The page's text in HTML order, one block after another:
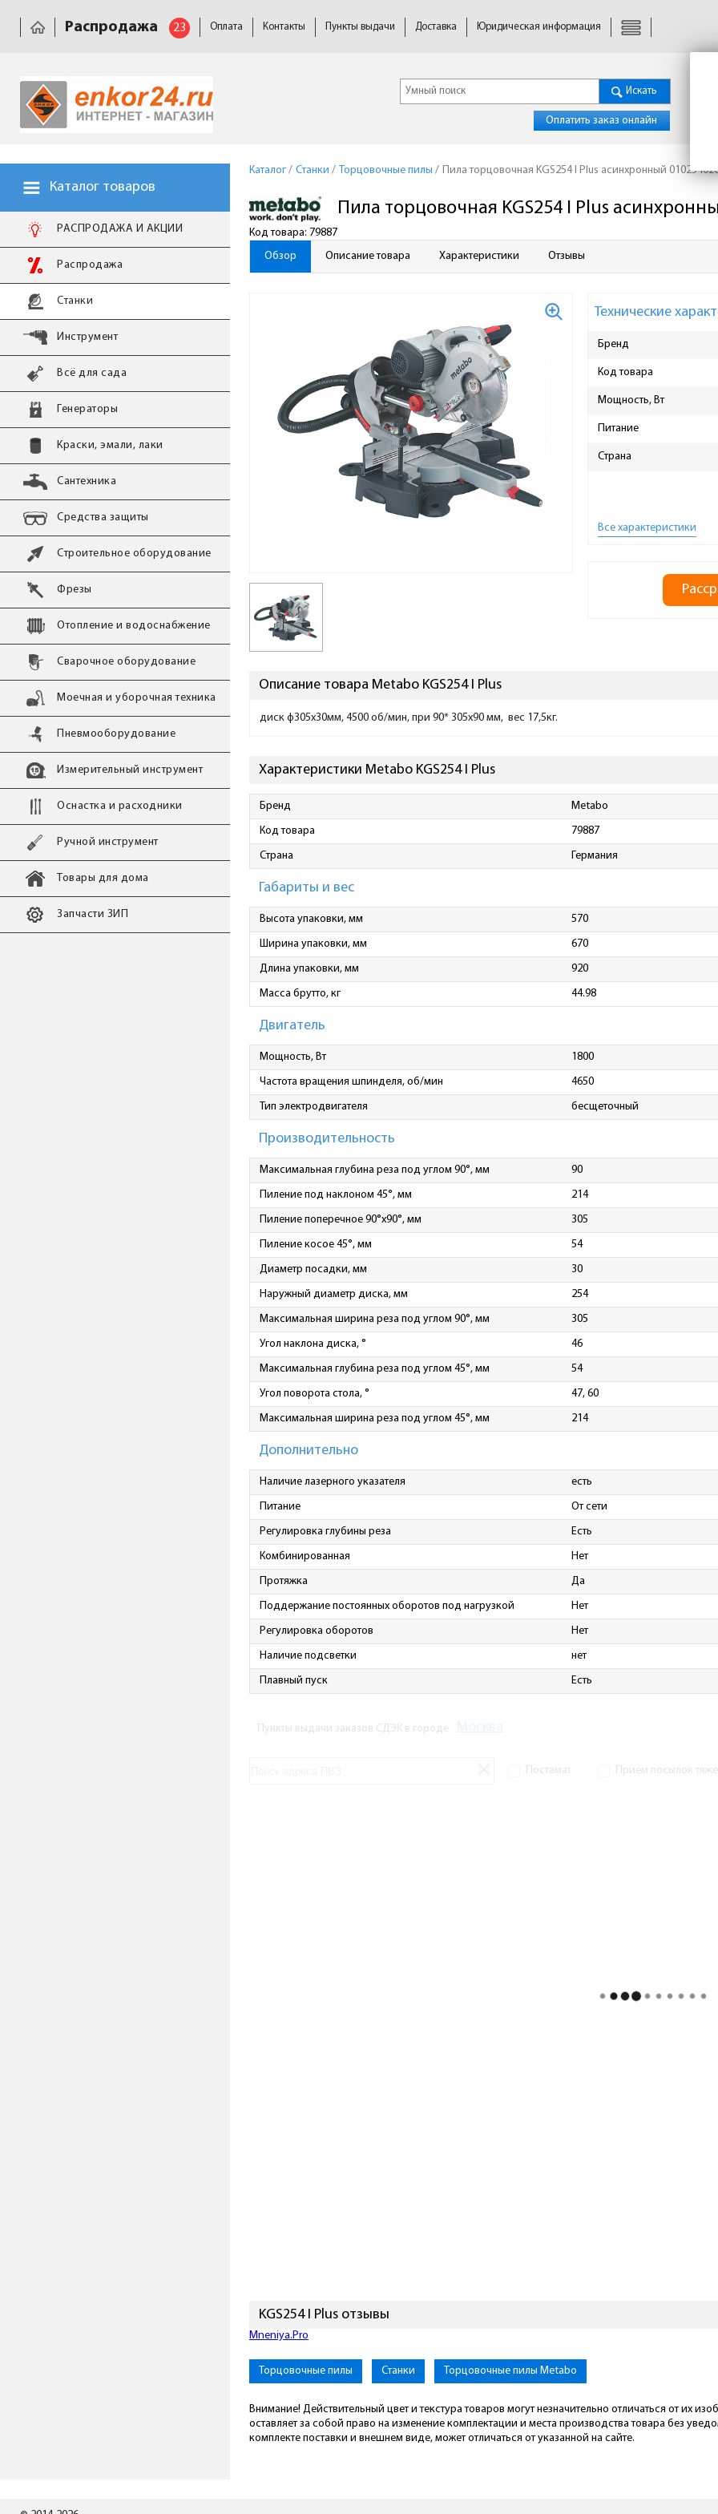
Распродажа 23 Оплата Контакты Пункты выдачи Доставка Юридическая информация
Искать
Оплатить заказ онлайн
Каталог товаров
РАСПРОДАЖА И АКЦИИ
Распродажа
Станки
Инструмент
Всё для сада
Генераторы
Краски, эмали, лаки
Сантехника
Средства защиты
Строительное оборудование
Фрезы
Отопление и водоснабжение
Сварочное оборудование
Моечная и уборочная техника
Пневмооборудование
Измерительный инструмент
Оснастка и расходники
Ручной инструмент
Товары для дома
Запчасти ЗИП
Каталог / Станки / Торцовочные пилы / Пила торцовочная KGS254 I Plus асинхронный
Код товара: 79887
Пила торцовочная KGS254 I Plus
Обзор Описание товара Характеристики Отзывы
Технические
Бренд
Код товара
Мощность, Вт
Питание
Страна
Все характеристики
Описание товара Metabo KGS254 I Plus
диск ф305х30мм, 4500 об/мин, при 90* 305х90 мм, вес 17,5кг.
Характеристики Metabo KGS254 I Plus
Бренд Metabo
Код товара 79887
Страна Германия
Габариты и вес
Высота упаковки, мм 570
Ширина упаковки, мм 670
Длина упаковки, мм 920
Масса брутто, кг 44.98
Двигатель
Мощность, Вт 1800
Частота вращения шпинделя, об/мин 4650
Тип электродвигателя бесщеточный
Производительность
Максимальная глубина реза под углом 90°, мм 90
Пиление под наклоном 45°, мм 214
Пиление поперечное 90°х90°, мм 305
Пиление косое 45°, мм 54
Диаметр посадки, мм 30
Наружный диаметр диска, мм 254
Максимальная ширина реза под углом 90°, мм 305
Угол наклона диска, ° 46
Максимальная глубина реза под углом 45°, мм 54
Угол поворота стола, ° 47, 60
Максимальная ширина реза под углом 45°, мм 214
Дополнительно
Наличие лазерного указателя есть
Питание От сети
Регулировка глубины реза Есть
Комбинированная Нет
Протяжка Да
Поддержание постоянных оборотов под нагрузкой Нет
Регулировка оборотов Нет
Наличие подсветки нет
Плавный пуск Есть
Пункты выдачи заказов СДЭК в городе
Постамат Прием посылок
KGS254 I Plus отзывы
Подключиться к Mneniya.Pro
Торцовочные пилы Станки Торцовочные пилы Metabo
Внимание! Действительный цвет и текстура товаров могут незначительно отличаться от их
оставляет за собой право на изменение комплектации и места производства товара без
комплекте поставки и внешнем виде, может отличаться от указанной на сайте.